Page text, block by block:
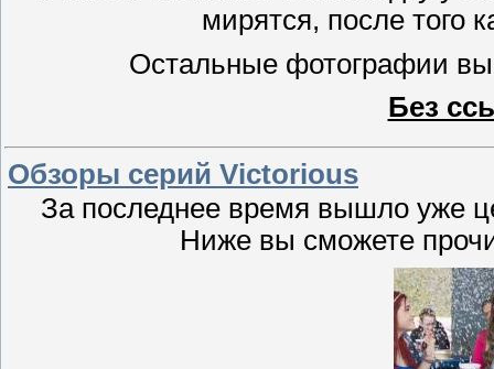
мирятся, после того
Остальные фотографии
Без
Обзоры серий Victorious
За последнее время вышло уже
Ниже вы сможете